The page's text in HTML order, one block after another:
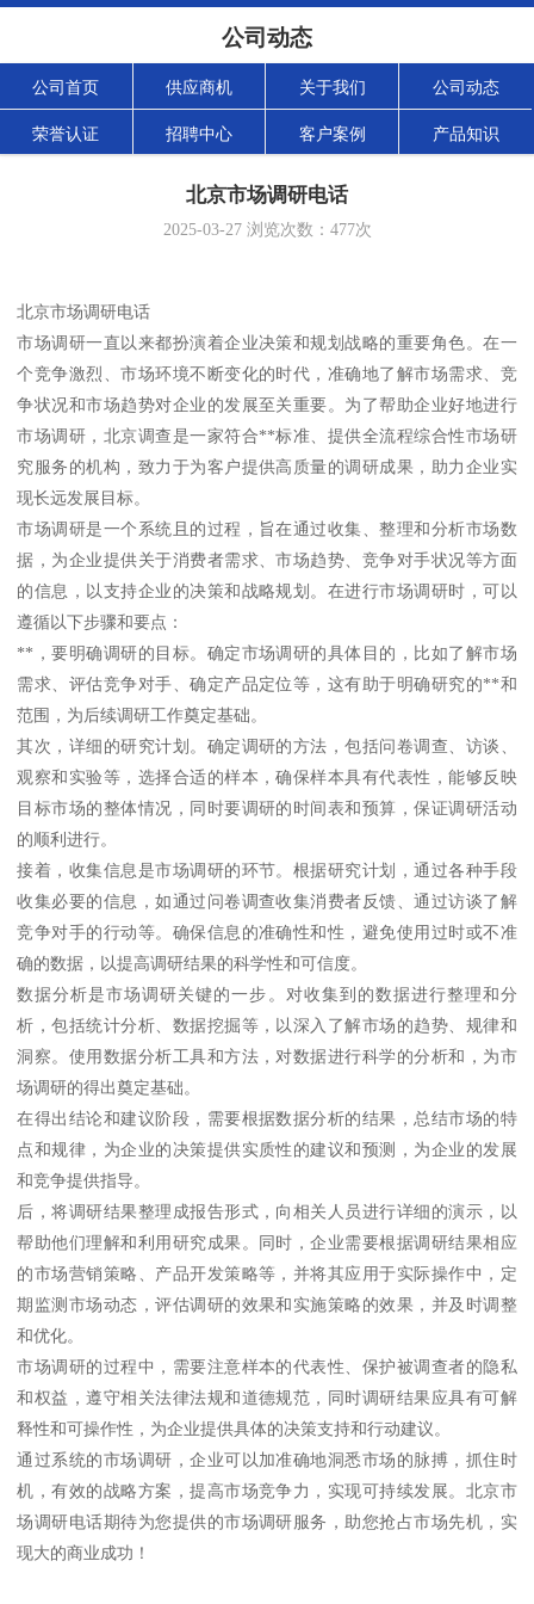
公司动态
公司首页 供应商机 关于我们 公司动态
荣誉认证 招聘中心 客户案例 产品知识
北京市场调研电话
2025-03-27浏览次数： 477次
北京市场调研电话
市场调研一直以来都扮演着企业决策和规划战略的重要角色。在一
个竞争激烈、市场环境不断变化的时代，准确地了解市场需求、竞
争状况和市场趋势对企业的发展至关重要。为了帮助企业好地进行
市场调研，北京调查是一家符合**标准、提供全流程综合性市场研
究服务的机构，致力于为客户提供高质量的调研成果，助力企业实
现长远发展目标。
市场调研是一个系统且的过程，旨在通过收集、整理和分析市场数
据，为企业提供关于消费者需求、市场趋势、竞争对手状况等方面
的信息，以支持企业的决策和战略规划。在进行市场调研时，可以
遵循以下步骤和要点：
**，要明确调研的目标。确定市场调研的具体目的，比如了解市场
需求、评估竞争对手、确定产品定位等，这有助于明确研究的**和
范围，为后续调研工作奠定基础。
其次，详细的研究计划。确定调研的方法，包括问卷调查、访谈、
观察和实验等，选择合适的样本，确保样本具有代表性，能够反映
目标市场的整体情况，同时要调研的时间表和预算，保证调研活动
的顺利进行。
接着，收集信息是市场调研的环节。根据研究计划，通过各种手段
收集必要的信息，如通过问卷调查收集消费者反馈、通过访谈了解
竞争对手的行动等。确保信息的准确性和性，避免使用过时或不准
确的数据，以提高调研结果的科学性和可信度。
数据分析是市场调研关键的一步。对收集到的数据进行整理和分
析，包括统计分析、数据挖掘等，以深入了解市场的趋势、规律和
洞察。使用数据分析工具和方法，对数据进行科学的分析和，为市
场调研的得出奠定基础。
在得出结论和建议阶段，需要根据数据分析的结果，总结市场的特
点和规律，为企业的决策提供实质性的建议和预测，为企业的发展
和竞争提供指导。
后，将调研结果整理成报告形式，向相关人员进行详细的演示，以
帮助他们理解和利用研究成果。同时，企业需要根据调研结果相应
的市场营销策略、产品开发策略等，并将其应用于实际操作中，定
期监测市场动态，评估调研的效果和实施策略的效果，并及时调整
和优化。
市场调研的过程中，需要注意样本的代表性、保护被调查者的隐私
和权益，遵守相关法律法规和道德规范，同时调研结果应具有可解
释性和可操作性，为企业提供具体的决策支持和行动建议。
通过系统的市场调研，企业可以加准确地洞悉市场的脉搏，抓住时
机，有效的战略方案，提高市场竞争力，实现可持续发展。北京市
场调研电话期待为您提供的市场调研服务，助您抢占市场先机，实
现大的商业成功！